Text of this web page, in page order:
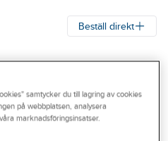
Beställ direkt
IRONSIDE
samtycker du till lagring av cookies
på webbplatsen, analysera
marknadsföringsinsatser.